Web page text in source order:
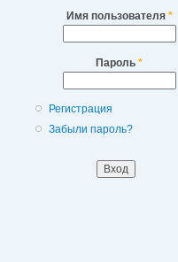
Имя пользователя *
Пароль *
Регистрация
Забыли пароль?